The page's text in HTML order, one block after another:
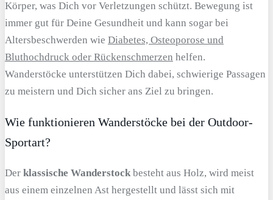
Körper, was Dich vor Verletzungen schützt. Bewegung ist
immer gut für Deine Gesundheit und kann sogar bei
Altersbeschwerden wie Diabetes, Osteoporose und
Bluthochdruck oder Rückenschmerzen helfen.
Wanderstöcke unterstützen Dich dabei, schwierige Passagen
zu meistern und Dich sicher ans Ziel zu bringen.
Wie funktionieren Wanderstöcke bei der Outdoor-
Sportart?
Der klassische Wanderstockbesteht aus Holz, wird meist
aus einem einzelnen Ast hergestellt und lässt sich mit